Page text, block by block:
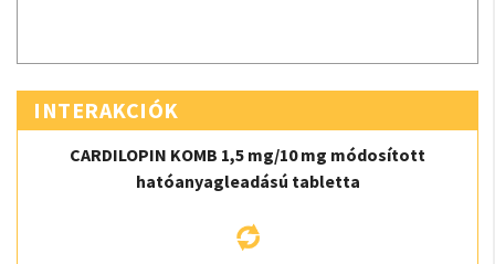
INTERAKCIÓK
CARDILOPIN KOMB 1,5 mg/10 mg módosított
hatóanyagleadású tabletta